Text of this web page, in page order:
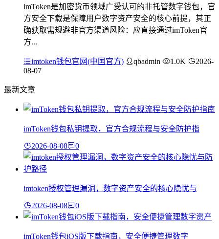
imToken是加密货币领域广受认可的非托管数字钱包，官
方安全下载是保障用户数字资产安全的核心前提，其正
确获取需规避非官方渠道风险：应直接通过imToken官
方...
imtoken钱包官网(中国官方) qbadmin 1.0K
2026-
08-07
最新文章
imToken钱包私钥提取，官方合规流程与安全防护指
2026-08-08 0
imtoken授权管理漏洞，数字资产安全的核心隐忧与
2026-08-08 0
imToken钱包iOS版下载指南，安全便捷管理数字